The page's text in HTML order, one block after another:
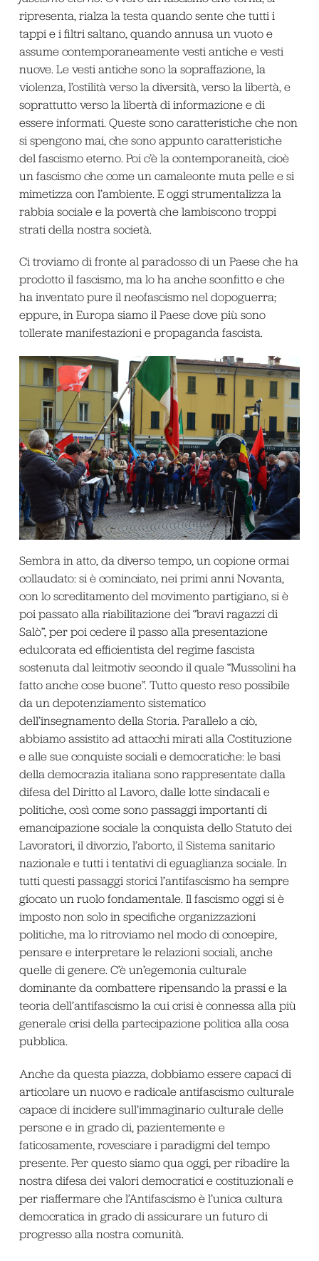
ripresenta, rialza la testa quando sente che tutti i
tappi e i filtri saltano, quando annusa un vuoto e
assume contemporaneamente vesti antiche e vesti
nuove. Le vesti antiche sono la sopraffazione, la
violenza, l’ostilità verso la diversità, verso la libertà, e
soprattutto verso la libertà di informazione e di
essere informati. Queste sono caratteristiche che non
si spengono mai, che sono appunto caratteristiche
del fascismo eterno. Poi c’è la contemporaneità, cioè
un fascismo che come un camaleonte muta pelle e si
mimetizza con l’ambiente. E oggi strumentalizza la
rabbia sociale e la povertà che lambiscono troppi
strati della nostra società.
Ci troviamo di fronte al paradosso di un Paese che ha
prodotto il fascismo, ma lo ha anche sconfitto e che
ha inventato pure il neofascismo nel dopoguerra;
eppure, in Europa siamo il Paese dove più sono
tollerate manifestazioni e propaganda fascista.
Sembra in atto, da diverso tempo, un copione ormai
collaudato: si è cominciato, nei primi anni Novanta,
con lo screditamento del movimento partigiano, si è
poi passato alla riabilitazione dei “bravi ragazzi di
Salò”, per poi cedere il passo alla presentazione
edulcorata ed efficientista del regime fascista
sostenuta dal leitmotiv secondo il quale “Mussolini ha
fatto anche cose buone”. Tutto questo reso possibile
da un depotenziamento sistematico
dell’insegnamento della Storia. Parallelo a ciò,
abbiamo assistito ad attacchi mirati alla Costituzione
e alle sue conquiste sociali e democratiche: le basi
della democrazia italiana sono rappresentate dalla
difesa del Diritto al Lavoro, dalle lotte sindacali e
politiche, così come sono passaggi importanti di
emancipazione sociale la conquista dello Statuto dei
Lavoratori, il divorzio, l’aborto, il Sistema sanitario
nazionale e tutti i tentativi di eguaglianza sociale. In
tutti questi passaggi storici l’antifascismo ha sempre
giocato un ruolo fondamentale. Il fascismo oggi si è
imposto non solo in specifiche organizzazioni
politiche, ma lo ritroviamo nel modo di concepire,
pensare e interpretare le relazioni sociali, anche
quelle di genere. C’è un’egemonia culturale
dominante da combattere ripensando la prassi e la
teoria dell’antifascismo la cui crisi è connessa alla più
generale crisi della partecipazione politica alla cosa
pubblica.
Anche da questa piazza, dobbiamo essere capaci di
articolare un nuovo e radicale antifascismo culturale
capace di incidere sull’immaginario culturale delle
persone e in grado di, pazientemente e
faticosamente, rovesciare i paradigmi del tempo
presente. Per questo siamo qua oggi, per ribadire la
nostra difesa dei valori democratici e costituzionali e
per riaffermare che l’Antifascismo è l’unica cultura
democratica in grado di assicurare un futuro di
progresso alla nostra comunità.